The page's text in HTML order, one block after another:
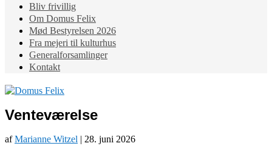
Bliv frivillig
Om Domus Felix
Mød Bestyrelsen 2026
Fra mejeri til kulturhus
Generalforsamlinger
Kontakt
Venteværelse
afMarianne Witzel | 28. juni 2026